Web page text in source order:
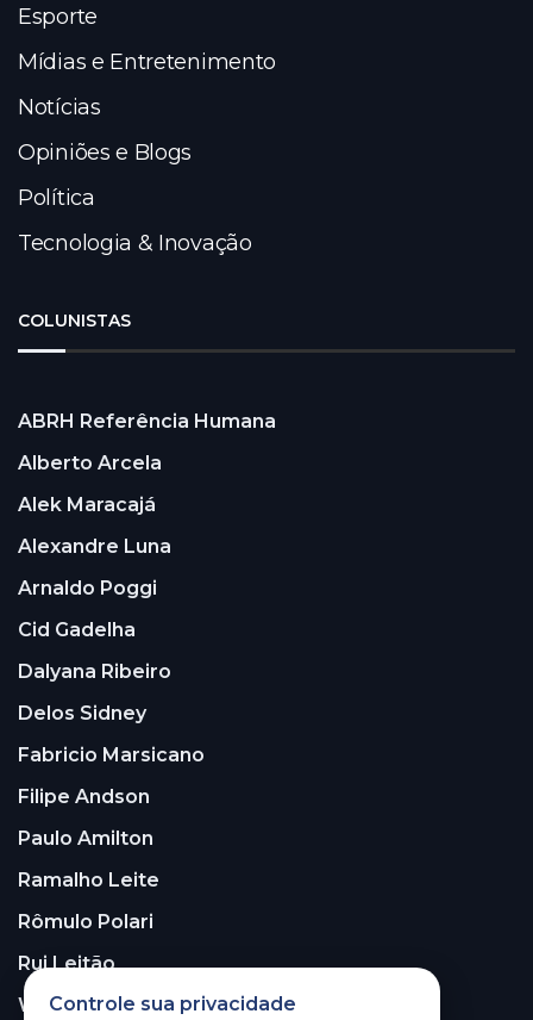
Esporte
Mídias e Entretenimento
Notícias
Opiniões e Blogs
Política
Tecnologia & Inovação
COLUNISTAS
ABRH Referência Humana
Alberto Arcela
Alek Maracajá
Alexandre Luna
Arnaldo Poggi
Cid Gadelha
Dalyana Ribeiro
Delos Sidney
Fabricio Marsicano
Filipe Andson
Paulo Amilton
Ramalho Leite
Rômulo Polari
Rui Leitão
Walter Santos
Controle sua privacidade